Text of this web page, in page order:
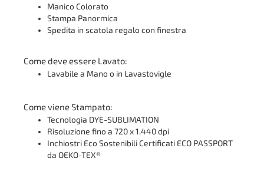
Manico Colorato
Stampa Panormica
Spedita in scatola regalo con finestra
Come deve essere Lavato:
Lavabile a Mano o in Lavastovigle
Come viene Stampato:
Tecnologia DYE-SUBLIMATION
Risoluzione fino a 720 x 1.440 dpi
Inchiostri Eco Sostenibili Certificati ECO PASSPORT
da OEKO-TEX®